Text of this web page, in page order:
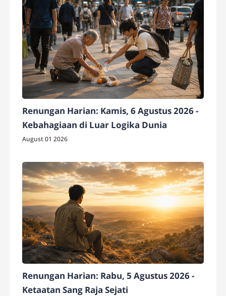
Renungan Harian: Kamis, 6 Agustus 2026 -
Kebahagiaan di Luar Logika Dunia
August 01 2026
Renungan Harian: Rabu, 5 Agustus 2026 -
Ketaatan Sang Raja Sejati